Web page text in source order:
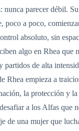
parecer débil.
poco a poco,
absoluto, sin
algo en Rhea que
partidos de alta
Rhea empieza a
la protección y
a los Alfas que
de una mujer que